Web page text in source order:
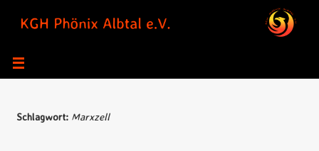
Inhalt
Schlagwort: Marxzell